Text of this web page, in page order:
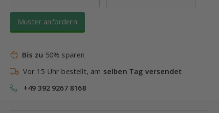
Muster anfordern
Bis zu 50% sparen
Vor 15 Uhr bestellt, am selben Tag versendet
+49 392 9267 8168